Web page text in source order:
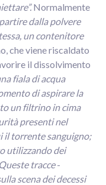
Normalmente
dalla polvere
un contenitore
che viene riscaldato
il dissolvimento
fiala di acqua
di aspirare la
un filtrino in cima
presenti nel
il torrente sanguigno;
utilizzando dei
tracce-
scena dei decessi